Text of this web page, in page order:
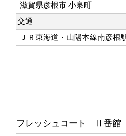
滋賀県彦根市 小泉町
交通
ＪＲ東海道・山陽本線南彦根
フレッシュコート Ⅱ番館